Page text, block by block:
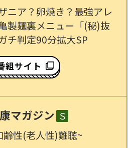
ニア？卵焼き？最強アレ
製麺裏メニュー「(秘)抜
チ判定90分拡大SP
組サイト
マガジン Ｓ
性(老人性)難聴~